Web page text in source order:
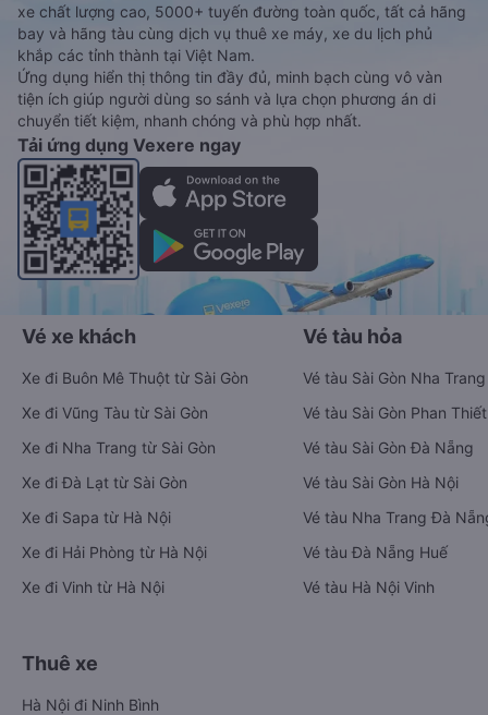
xe chất lượng cao, 5000+ tuyến đường toàn quốc, tất cả hãng
bay và hãng tàu cùng dịch vụ thuê xe máy, xe du lịch phủ
khắp các tỉnh thành tại Việt Nam.
Ứng dụng hiển thị thông tin đầy đủ, minh bạch cùng vô vàn
tiện ích giúp người dùng so sánh và lựa chọn phương án di
chuyển tiết kiệm, nhanh chóng và phù hợp nhất.
Tải ứng dụng Vexere ngay
Vé xe khách
Xe đi Buôn Mê Thuột từ Sài Gòn
Xe đi Vũng Tàu từ Sài Gòn
Xe đi Nha Trang từ Sài Gòn
Xe đi Đà Lạt từ Sài Gòn
Xe đi Sapa từ Hà Nội
Xe đi Hải Phòng từ Hà Nội
Xe đi Vinh từ Hà Nội
Vé tàu hỏa
Vé tàu Sài Gòn Nha Trang
Vé tàu Sài Gòn Phan Thiết
Vé tàu Sài Gòn Đà Nẵng
Vé tàu Sài Gòn Hà Nội
Vé tàu Nha Trang Đà
Vé tàu Đà Nẵng Huế
Vé tàu Hà Nội Vinh
Thuê xe
Hà Nội đi Ninh Bình